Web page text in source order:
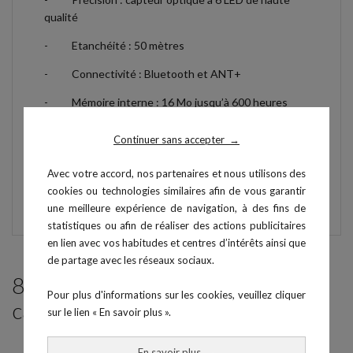
Continuer sans accepter →
Avec votre accord, nos partenaires et nous utilisons des
cookies ou technologies similaires afin de vous garantir
une meilleure expérience de navigation, à des fins de
statistiques ou afin de réaliser des actions publicitaires
en lien avec vos habitudes et centres d’intérêts ainsi que
de partage avec les réseaux sociaux.
Pour plus d'informations sur les cookies, veuillez cliquer
sur le lien « En savoir plus ».
qualité
- Etanchéité : 50 mètres
- Connectivité : Bluetooth et ANT+
- Mémoire interne : 16 Mo jusqu’à 600 heures
- Support lunette non fournis
8 produits parmi ceux de la même
catégorie :